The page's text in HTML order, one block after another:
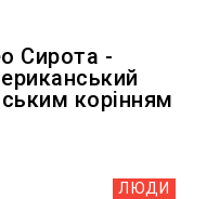
Сирота -
корінням
ЛЮДИ